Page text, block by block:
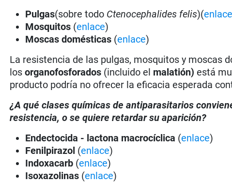
Pulgas(sobre todo Ctenocephalides felis)(
Mosquitos (enlace)
Moscas domésticas (enlace)
La resistencia de las pulgas, mosquitos y moscas
losorganofosforados (incluido el malatión) está
producto podría no ofrecer la eficacia esperada
¿A qué clases químicas de antiparasitarios
resistencia, o se quiere retardar su aparición?
Endectocida - lactona macrocíclica (enlace)
Fenilpirazol (enlace)
Indoxacarb (enlace)
Isoxazolinas (enlace)